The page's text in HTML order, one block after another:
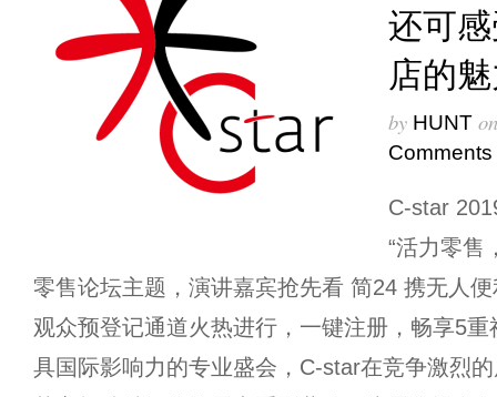
还可
店的
by HUNT
Comments
C-star
“活力零售
零售论坛主题，演讲嘉宾抢先看 简24 携无人
观众预登记通道火热进行，一键注册，畅享5
具国际影响力的专业盛会，C-star在竞争激烈